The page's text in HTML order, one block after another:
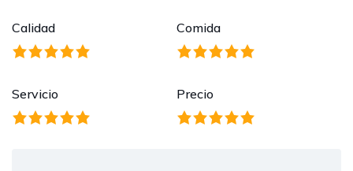
Calidad Comida
Servicio Precio